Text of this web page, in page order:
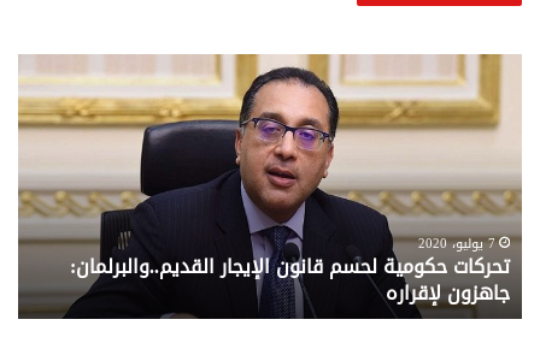
تحركات
حكومية
لحسم
قانون
القديم..والبرلمان:
جاهزون
لإقراره
7 يوليو، 2020
تحركات حكومية لحسم قانون الإيجار القديم..والبرلمان:
جاهزون لإقراره
..
من